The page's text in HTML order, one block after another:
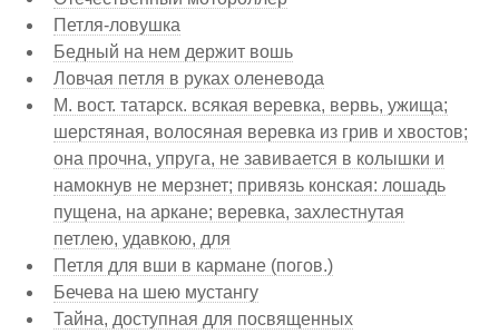
Петля-ловушка
Бедный на нем держит вошь
Ловчая петля в руках оленевода
М. вост. татарск. всякая веревка, вервь, ужища;
шерстяная, волосяная веревка из грив и хвостов;
она прочна, упруга, не завивается в колышки и
намокнув не мерзнет; привязь конская: лошадь
пущена, на аркане; веревка, захлестнутая
петлею, удавкою, для
Петля для вши в кармане (погов.)
Бечева на шею мустангу
Тайна, доступная для посвященных